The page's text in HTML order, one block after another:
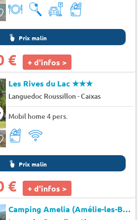
Prix malin
€ + d'infos >
Les Rives du Lac★★★
Languedoc Roussillon-Caixas
Mobil home 4 pers.
Prix malin
€ + d'infos >
Camping Amelia (Amélie-les-Bains-Palalda à 8 km)